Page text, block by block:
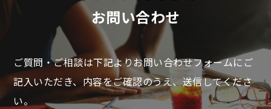
お問い合わせ
ご質問・ご相談は下記よりお問い合わせフォームにご
記入いただき、内容をご確認のうえ、送信してくださ
い。